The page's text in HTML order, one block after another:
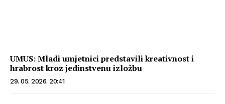
UMUS: Mladi umjetnici predstavili kreativnost i
hrabrost kroz jedinstvenu izložbu
29. 05. 2026. 20:41